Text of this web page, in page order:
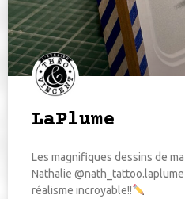
LaPlume
Les magnifiques dessins de
Nathalie @nath_tattoo.laplume
réalisme incroyable!!